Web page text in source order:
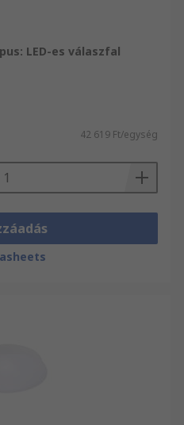
LED-es válaszfal
42 619 Ft/egység